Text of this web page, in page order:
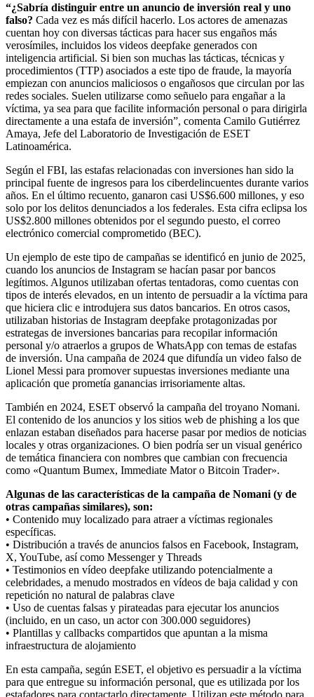
“¿Sabría distinguir entre un anuncio de inversión real y uno
falso? Cada vez es más difícil hacerlo. Los actores de amenazas
cuentan hoy con diversas tácticas para hacer sus engaños más
verosímiles, incluidos los videos deepfake generados con
inteligencia artificial. Si bien son muchas las tácticas, técnicas y
procedimientos (TTP) asociados a este tipo de fraude, la mayoría
empiezan con anuncios maliciosos o engañosos que circulan por las
redes sociales. Suelen utilizarse como señuelo para engañar a la
víctima, ya sea para que facilite información personal o para dirigirla
directamente a una estafa de inversión”, comenta Camilo Gutiérrez
Amaya, Jefe del Laboratorio de Investigación de ESET
Latinoamérica.
Según el FBI, las estafas relacionadas con inversiones han sido la
principal fuente de ingresos para los ciberdelincuentes durante varios
años. En el último recuento, ganaron casi US$6.600 millones, y eso
solo por los delitos denunciados a los federales. Esta cifra eclipsa los
US$2.800 millones obtenidos por el segundo puesto, el correo
electrónico comercial comprometido (BEC).
Un ejemplo de este tipo de campañas se identificó en junio de 2025,
cuando los anuncios de Instagram se hacían pasar por bancos
legítimos. Algunos utilizaban ofertas tentadoras, como cuentas con
tipos de interés elevados, en un intento de persuadir a la víctima para
que hiciera clic e introdujera sus datos bancarios. En otros casos,
utilizaban historias de Instagram deepfake protagonizadas por
estrategas de inversiones bancarias para recopilar información
personal y/o atraerlos a grupos de WhatsApp con temas de estafas
de inversión. Una campaña de 2024 que difundía un video falso de
Lionel Messi para promover supuestas inversiones mediante una
aplicación que prometía ganancias irrisoriamente altas.
También en 2024, ESET observó la campaña del troyano Nomani.
El contenido de los anuncios y los sitios web de phishing a los que
enlazan estaban diseñados para hacerse pasar por medios de noticias
locales y otras organizaciones. O bien podría ser un visual genérico
de temática financiera con nombres que cambian con frecuencia
como «Quantum Bumex, Immediate Mator o Bitcoin Trader».
Algunas de las características de la campaña de Nomani (y de
otras campañas similares), son:
• Contenido muy localizado para atraer a víctimas regionales
específicas.
• Distribución a través de anuncios falsos en Facebook, Instagram,
X, YouTube, así como Messenger y Threads
• Testimonios en vídeo deepfake utilizando potencialmente a
celebridades, a menudo mostrados en vídeos de baja calidad y con
repetición no natural de palabras clave
• Uso de cuentas falsas y pirateadas para ejecutar los anuncios
(incluido, en un caso, un actor con 300.000 seguidores)
• Plantillas y callbacks compartidos que apuntan a la misma
infraestructura de alojamiento
En esta campaña, según ESET, el objetivo es persuadir a la víctima
para que entregue su información personal, que es utilizada por los
estafadores para contactarlo directamente. Utilizan este método para